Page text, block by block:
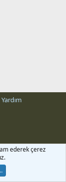
Yardım
ederek çerez